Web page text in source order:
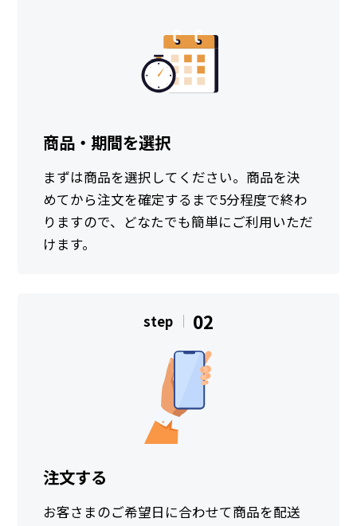
商品・期間を選択
まずは商品を選択してください。商品を決
めてから注文を確定するまで5分程度で終わ
りますので、どなたでも簡単にご利用いただ
けます。
step 02
注文する
お客さまのご希望日に合わせて商品を配送